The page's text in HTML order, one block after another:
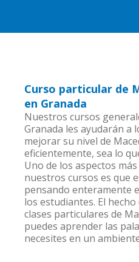
Curso particular de
en Granada
Nuestros cursos
Granada les ayudarán a
mejorar su nivel de
eficientemente, sea lo
Uno de los aspectos
nuestros cursos es que
pensando enteramente
los estudiantes. El
clases particulares de
puedes aprender las
necesites en un